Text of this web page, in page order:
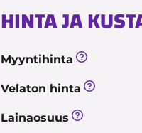
HINTA JA
Myyntihinta
Velaton hinta
Lainaosuus